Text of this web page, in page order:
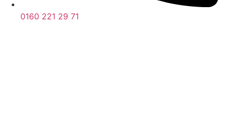
0160 221 29 71